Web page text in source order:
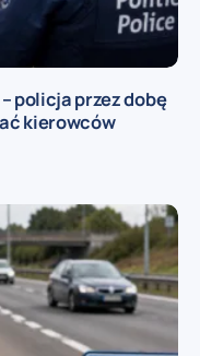
policja przez dobę
kierowców